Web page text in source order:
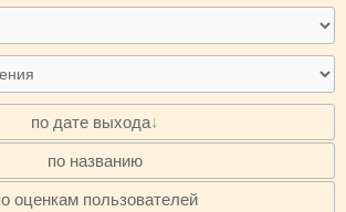
по дате выхода
по названию
оценкам пользователей